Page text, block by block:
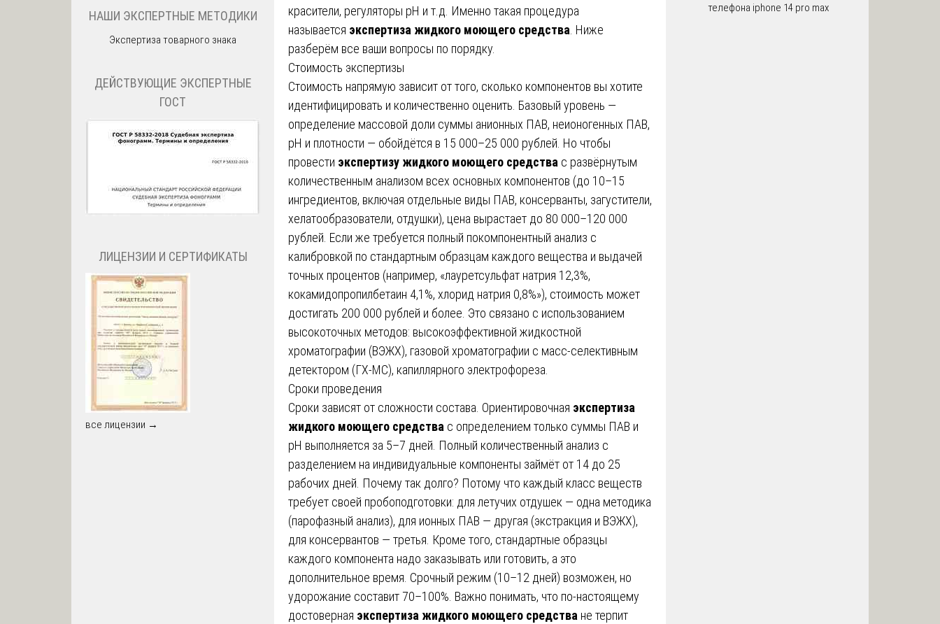
красители, регуляторы pH и т.д. Именно такая процедура
называется экспертиза жидкого моющего средства . Ниже
разберём все ваши вопросы по порядку.
Стоимость экспертизы
Стоимость напрямую зависит от того, сколько компонентов вы хотите
идентифицировать и количественно оценить. Базовый уровень —
определение массовой доли суммы анионных ПАВ, неионогенных ПАВ,
pH и плотности — обойдётся в 15 000–25 000 рублей. Но чтобы
провести экспертизу жидкого моющего средства с развёрнутым
количественным анализом всех основных компонентов (до 10–15
ингредиентов, включая отдельные виды ПАВ, консерванты, загустители,
хелатообразователи, отдушки), цена вырастает до 80 000–120 000
рублей. Если же требуется полный покомпонентный анализ с
калибровкой по стандартным образцам каждого вещества и выдачей
точных процентов (например, «лауретсульфат натрия 12,3%,
кокамидопропилбетаин 4,1%, хлорид натрия 0,8%»), стоимость может
достигать 200 000 рублей и более. Это связано с использованием
высокоточных методов: высокоэффективной жидкостной
хроматографии (ВЭЖХ), газовой хроматографии с масс-селективным
детектором (ГХ-МС), капиллярного электрофореза.
Сроки проведения
Сроки зависят от сложности состава. Ориентировочная экспертиза
жидкого моющего средства с определением только суммы ПАВ и
pH выполняется за 5–7 дней. Полный количественный анализ с
разделением на индивидуальные компоненты займёт от 14 до 25
рабочих дней. Почему так долго? Потому что каждый класс веществ
требует своей пробоподготовки: для летучих отдушек — одна методика
(парофазный анализ), для ионных ПАВ — другая (экстракция и ВЭЖХ),
для консервантов — третья. Кроме того, стандартные образцы
каждого компонента надо заказывать или готовить, а это
дополнительное время. Срочный режим (10–12 дней) возможен, но
удорожание составит 70–100%. Важно понимать, что по-настоящему
достоверная экспертиза жидкого моющего средства не терпит
НАШИ ЭКСПЕРТНЫЕ МЕТОДИКИ
Экспертиза товарного знака
ДЕЙСТВУЮЩИЕ ЭКСПЕРТНЫЕ
ГОСТ
ЛИЦЕНЗИИ И СЕРТИФИКАТЫ
все лицензии →
телефона iphone 14 pro max